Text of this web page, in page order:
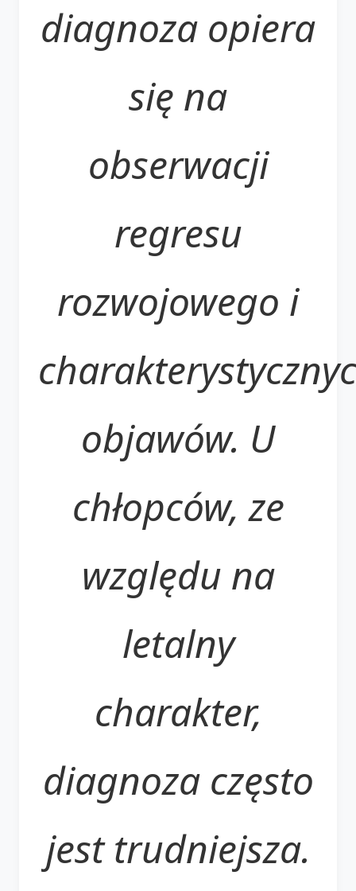
diagnoza opiera
się na
obserwacji
regresu
rozwojowego i
objawów. U
chłopców, ze
względu na
letalny
charakter,
diagnoza często
jest trudniejsza.